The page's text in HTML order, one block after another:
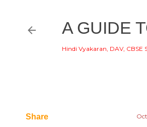
A GUIDE
Hindi Vyakaran, DAV,
Share